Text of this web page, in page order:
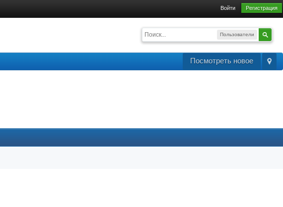
Войти Регистрация
Пользователи
Посмотреть новое